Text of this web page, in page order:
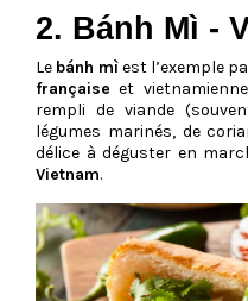
2. Bánh Mì -
Le bánh mìest l’exemple
française et
rempli de viande
légumes marinés, de
délice à déguster en
Vietnam.